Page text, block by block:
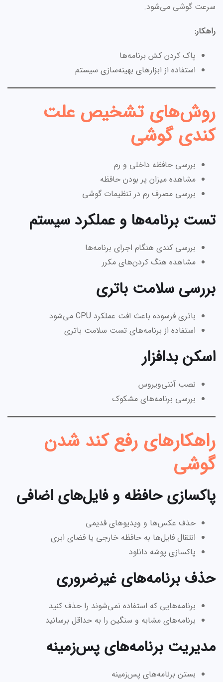
سرعت گوشی می‌شود.
راهکار:
پاک کردن کش برنامه‌ها
استفاده از ابزارهای بهینه‌سازی سیستم
روش‌های تشخیص علت
کندی گوشی
بررسی حافظه داخلی و رم
مشاهده میزان پر بودن حافظه
بررسی مصرف رم در تنظیمات گوشی
تست برنامه‌ها و عملکرد سیستم
بررسی کندی هنگام اجرای برنامه‌ها
مشاهده هنگ کردن‌های مکرر
بررسی سلامت باتری
باتری فرسوده باعث افت عملکرد CPU می‌شود
استفاده از برنامه‌های تست سلامت باتری
اسکن بدافزار
نصب آنتی‌ویروس
بررسی برنامه‌های مشکوک
راهکارهای رفع کند شدن
گوشی
پاکسازی حافظه و فایل‌های اضافی
حذف عکس‌ها و ویدیوهای قدیمی
انتقال فایل‌ها به حافظه خارجی یا فضای ابری
پاکسازی پوشه دانلود
حذف برنامه‌های غیرضروری
برنامه‌هایی که استفاده نمی‌شوند را حذف کنید
برنامه‌های مشابه و سنگین را به حداقل برسانید
مدیریت برنامه‌های پس‌زمینه
بستن برنامه‌های پس‌زمینه